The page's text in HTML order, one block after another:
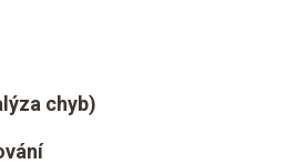
chyb)